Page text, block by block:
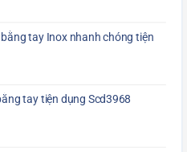
tay Inox nhanh chóng tiện
tay tiện dụng Scd3968